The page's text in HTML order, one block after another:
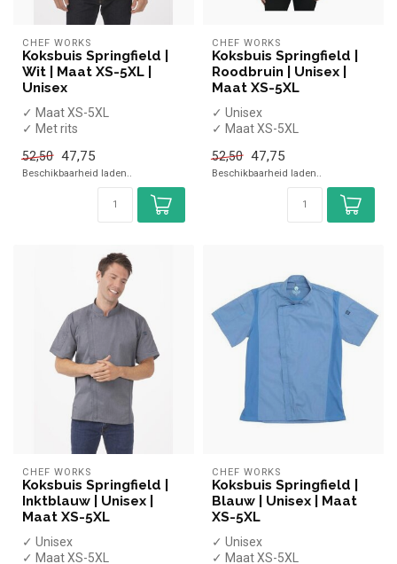
CHEF WORKS
Koksbuis Springfield |
Wit | Maat XS-5XL |
Unisex
✓ Maat XS-5XL
✓ Met rits
52,50 47,75
Beschikbaarheid laden..
CHEF WORKS
Koksbuis Springfield |
Roodbruin | Unisex |
Maat XS-5XL
✓ Unisex
✓ Maat XS-5XL
52,50 47,75
Beschikbaarheid laden..
CHEF WORKS
Koksbuis Springfield |
Inktblauw | Unisex |
Maat XS-5XL
✓ Unisex
✓ Maat XS-5XL
CHEF WORKS
Koksbuis Springfield |
Blauw | Unisex | Maat
XS-5XL
✓ Unisex
✓ Maat XS-5XL